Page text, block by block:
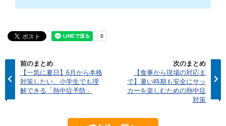
前のまとめ
【一気に夏日】6月から本格
対策したい、小学生でも理
解できる「熱中症予防」
次のまとめ
【食事から現場の対応ま
で】暑い時期も安全にサッ
カーを楽しむための熱中症
対策